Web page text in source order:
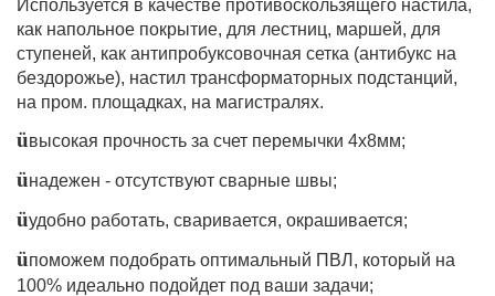
Используется в качестве противоскользящего настила,
как напольное покрытие, для лестниц, маршей, для
ступеней, как антипробуксовочная сетка (антибукс на
бездорожье), настил трансформаторных подстанций,
на пром. площадках, на магистралях.
üвысокая прочность за счет перемычки 4х8мм;
üнадежен - отсутствуют сварные швы;
üудобно работать, сваривается, окрашивается;
üпоможем подобрать оптимальный ПВЛ, который на
100% идеально подойдет под ваши задачи;